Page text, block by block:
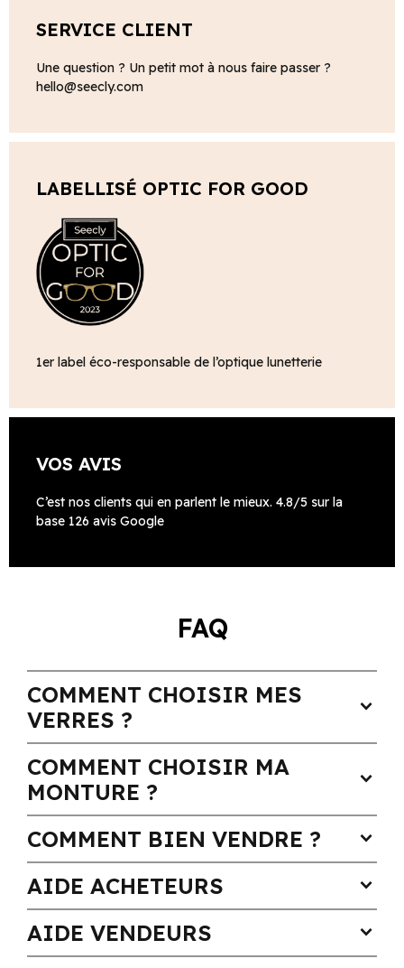
SERVICE CLIENT
Une question ? Un petit mot à nous faire passer ?
hello@seecly.com
LABELLISÉ OPTIC FOR GOOD
1er label éco-responsable de l’optique lunetterie
VOS AVIS
C’est nos clients qui en parlent le mieux. 4.8/5 sur la
base 126 avis Google
FAQ
COMMENT CHOISIR MES
VERRES ?
expand_more
COMMENT CHOISIR MA
MONTURE ?
expand_more
COMMENT BIEN VENDRE ? expand_more
AIDE ACHETEURS expand_more
AIDE VENDEURS expand_more